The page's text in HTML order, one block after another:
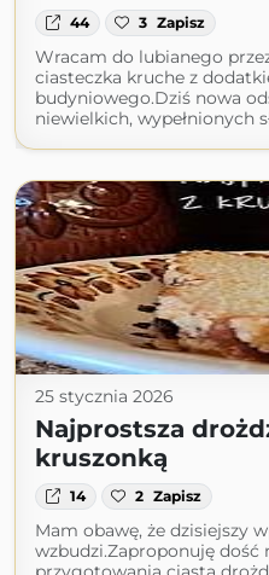
44 3 Zapisz
Wracam do lubianego
ciasteczka kruche z
budyniowego.Dziś nowa
niewielkich, wypełnionych
25 stycznia 2026
Najprostsza
kruszonką
14 2 Zapisz
Mam obawę, że dzisiejszy
wzbudzi.Zaproponuję